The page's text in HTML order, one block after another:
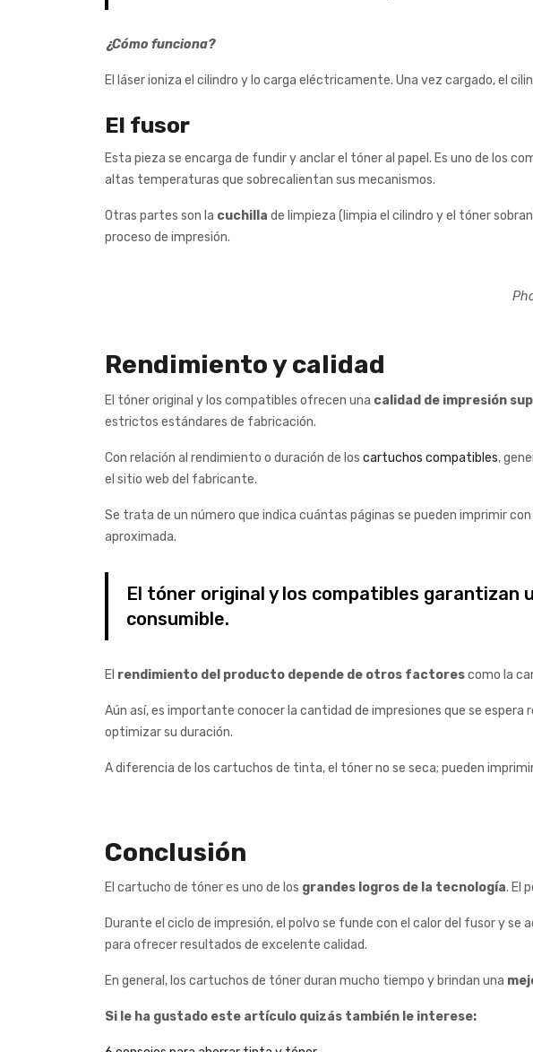
¿Cómo funciona?
El láser ioniza el cilindro y lo carga eléctricamente. Una vez cargado, el
El fusor
Esta pieza se encarga de fundir y anclar el tóner al papel. Es uno de los
altas temperaturas que sobrecalientan sus mecanismos.
Otras partes son la cuchilla de limpieza (limpia el cilindro y el tóner
proceso de impresión.
Rendimiento y calidad
El tóner original y los compatibles ofrecen una calidad de impresión
estrictos estándares de fabricación.
Con relación al rendimiento o duración de los cartuchos compatibles,
el sitio web del fabricante.
Se trata de un número que indica cuántas páginas se pueden imprimir
aproximada.
El tóner original y los compatibles garantizan
consumible.
El rendimiento del producto depende de otros factorescomo la
Aún así, es importante conocer la cantidad de impresiones que se
optimizar su duración.
A diferencia de los cartuchos de tinta, el tóner no se seca; pueden
Conclusión
El cartucho de tóner es uno de los grandes logros de la tecnología. El
Durante el ciclo de impresión, el polvo se funde con el calor del fusor y
para ofrecer resultados de excelente calidad.
En general, los cartuchos de tóner duran mucho tiempo y brindan una
Si le ha gustado este artículo quizás también le interese: